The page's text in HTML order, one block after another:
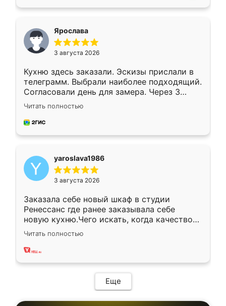
Ярослава
3 августа 2026
Кухню здесь заказали. Эскизы прислали в
телеграмм. Выбрали наиболее подходящий.
Согласовали день для замера. Через 3
недели кухня была уже готова. Остались
довольны работой. Спасибо Ренессанс
мебель за качественную работу!
Читать полностью
yaroslava1986
3 августа 2026
Заказала себе новый шкаф в студии
Ренессанс где ранее заказывала себе
новую кухню.Чего искать, когда качеством
вполне довольна. Служит кухня уже почти
два года, нареканий нет.
Читать полностью
Еще